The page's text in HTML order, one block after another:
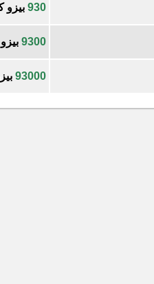
930 بيزو
9300
93000